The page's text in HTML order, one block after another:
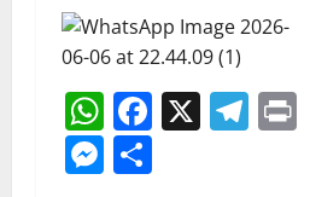
WhatsApp
Facebook
X
Messenger